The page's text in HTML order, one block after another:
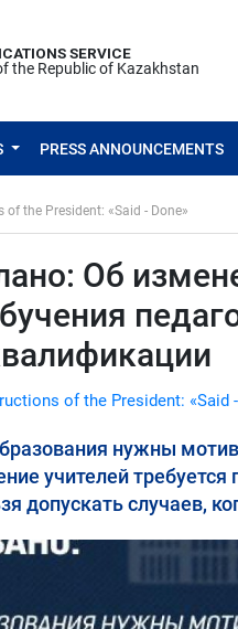
SERVICE
the Republic of Kazakhstan
PRESS ANNOUNCEMENTS
of the President: «Said - Done»
Об
of the President: «Said
нужны
учителей требуется
допускать случаев,